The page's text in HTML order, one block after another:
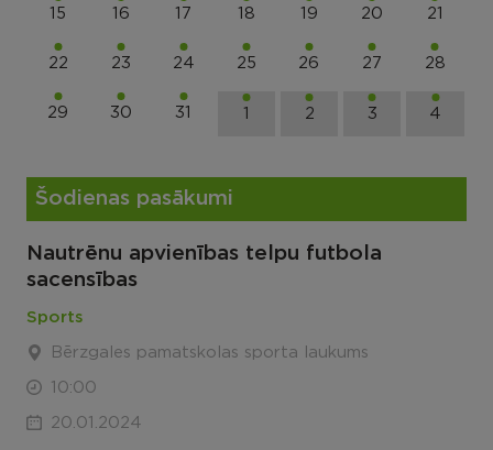
15 16 17 18 19 20 21
22 23 24 25 26 27 28
29 30 31 1 2 3 4
Šodienas pasākumi
Nautrēnu apvienības telpu futbola
sacensības
Sports
Bērzgales pamatskolas sporta laukums
10:00
20.01.2024